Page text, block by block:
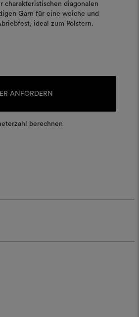
diagonalen
Garn für eine weiche und
ideal zum Polstern.
ANFORDERN
berechnen